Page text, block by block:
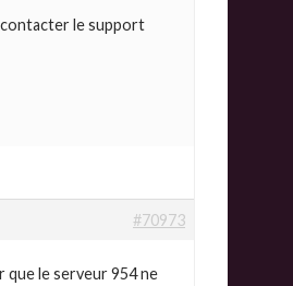
contacter le support
#70973
que le serveur 954 ne